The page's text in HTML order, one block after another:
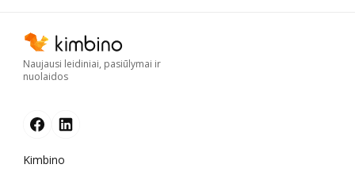
Naujausi leidiniai, pasiūlymai ir
nuolaidos
Kimbino